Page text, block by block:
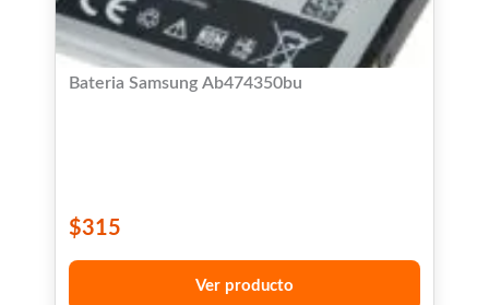
Bateria Samsung Ab474350bu
$315
Ver producto